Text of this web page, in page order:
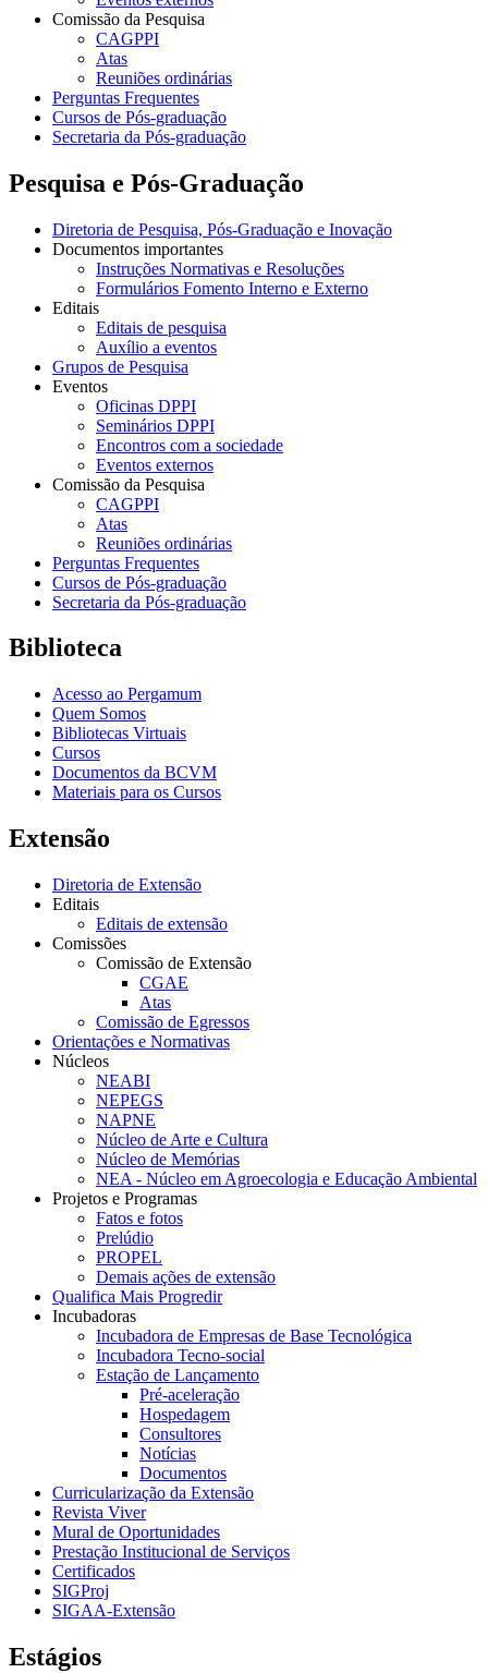
Comissão da Pesquisa
CAGPPI
Atas
Reuniões ordinárias
Perguntas Frequentes
Cursos de Pós-graduação
Secretaria da Pós-graduação
Pesquisa e Pós-Graduação
Diretoria de Pesquisa, Pós-Graduação e Inovação
Documentos importantes
Instruções Normativas e Resoluções
Formulários Fomento Interno e Externo
Editais
Editais de pesquisa
Auxílio a eventos
Grupos de Pesquisa
Eventos
Oficinas DPPI
Seminários DPPI
Encontros com a sociedade
Eventos externos
Comissão da Pesquisa
CAGPPI
Atas
Reuniões ordinárias
Perguntas Frequentes
Cursos de Pós-graduação
Secretaria da Pós-graduação
Biblioteca
Acesso ao Pergamum
Quem Somos
Bibliotecas Virtuais
Cursos
Documentos da BCVM
Materiais para os Cursos
Extensão
Diretoria de Extensão
Editais
Editais de extensão
Comissões
Comissão de Extensão
CGAE
Atas
Comissão de Egressos
Orientações e Normativas
Núcleos
NEABI
NEPEGS
NAPNE
Núcleo de Arte e Cultura
Núcleo de Memórias
NEA - Núcleo em Agroecologia e Educação Ambiental
Projetos e Programas
Fatos e fotos
Prelúdio
PROPEL
Demais ações de extensão
Qualifica Mais Progredir
Incubadoras
Incubadora de Empresas de Base Tecnológica
Incubadora Tecno-social
Estação de Lançamento
Pré-aceleração
Hospedagem
Consultores
Notícias
Documentos
Curricularização da Extensão
Revista Viver
Mural de Oportunidades
Prestação Institucional de Serviços
Certificados
SIGProj
SIGAA-Extensão
Estágios